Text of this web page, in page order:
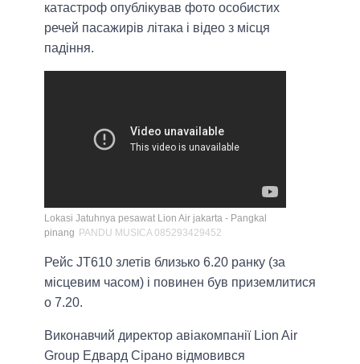
катастроф опублікував фото особистих
речей пасажирів літака і відео з місця
падіння.
Lokasi Jatuhnya pesawat Lion Air jakarta - Pangkal
pinang PANDU MUSICA 085293429452
Рейс JT610 злетів близько 6.20 ранку (за
місцевим часом) і повинен був приземлитися
о 7.20.
Виконавчий директор авіакомпанії Lion Air
Group Едвард Сірано відмовився